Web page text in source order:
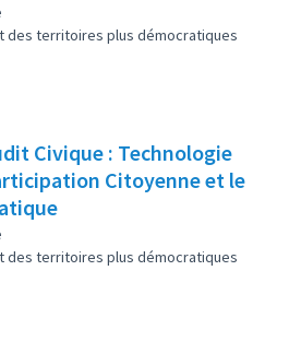
des territoires plus démocratiques
Civique : Technologie
Citoyenne et le
des territoires plus démocratiques